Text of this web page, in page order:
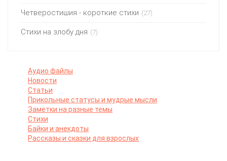
Четверостишия - короткие стихи (27)
Стихи на злобу дня (7)
Аудио файлы
Новости
Статьи
Прикольные статусы и мудрые мысли
Заметки на разные темы
Стихи
Байки и анекдоты
Рассказы и сказки для взрослых